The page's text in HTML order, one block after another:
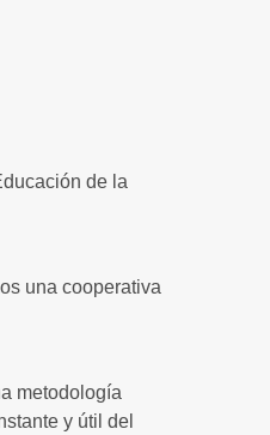
de la
una cooperativa
metodología
y útil del